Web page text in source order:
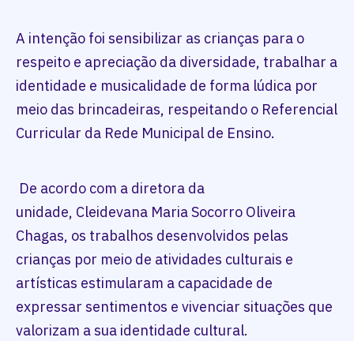
A intenção foi sensibilizar as crianças para o
respeito e apreciação da diversidade, trabalhar a
identidade e musicalidade de forma lúdica por
meio das brincadeiras, respeitando o Referencial
Curricular da Rede Municipal de Ensino.
De acordo com a diretora da
unidade, Cleidevana Maria Socorro Oliveira
Chagas, os trabalhos desenvolvidos pelas
crianças por meio de atividades culturais e
artísticas estimularam a capacidade de
expressar sentimentos e vivenciar situações que
valorizam a sua identidade cultural.